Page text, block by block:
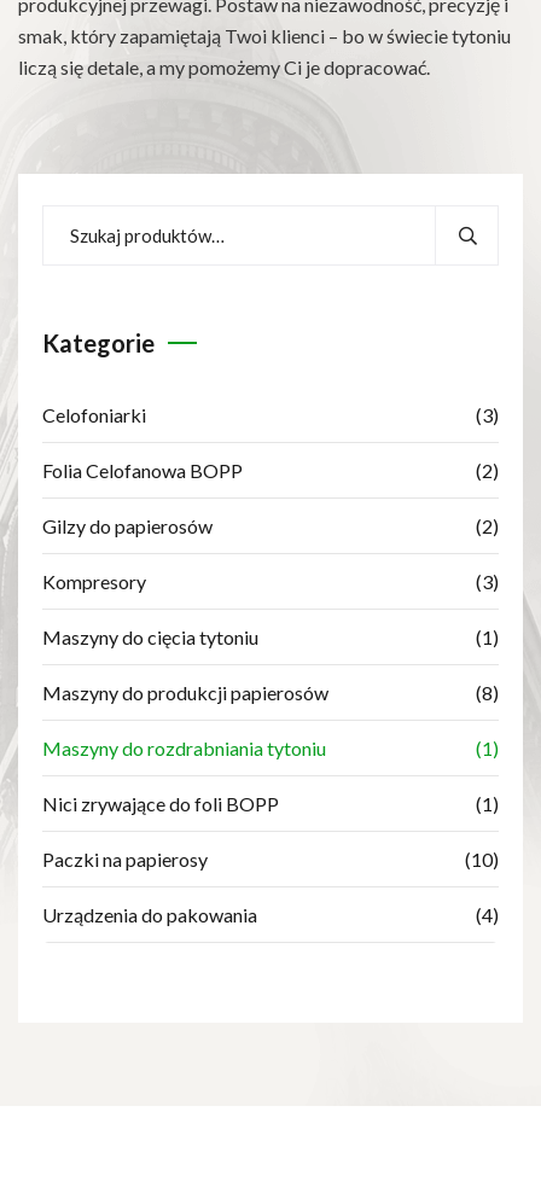
smak, który zapamiętają Twoi klienci – bo w świecie tytoniu
liczą się detale, a my pomożemy Ci je dopracować.
Kategorie
Celofoniarki (3)
Folia Celofanowa BOPP (2)
Gilzy do papierosów (2)
Kompresory (3)
Maszyny do cięcia tytoniu (1)
Maszyny do produkcji papierosów (8)
Maszyny do rozdrabniania tytoniu (1)
Nici zrywające do foli BOPP (1)
Paczki na papierosy (10)
Urządzenia do pakowania (4)